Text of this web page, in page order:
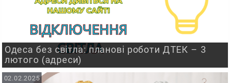
Одеса без світла: планові роботи ДТЕК – 3
лютого (адреси)
02.02.2025